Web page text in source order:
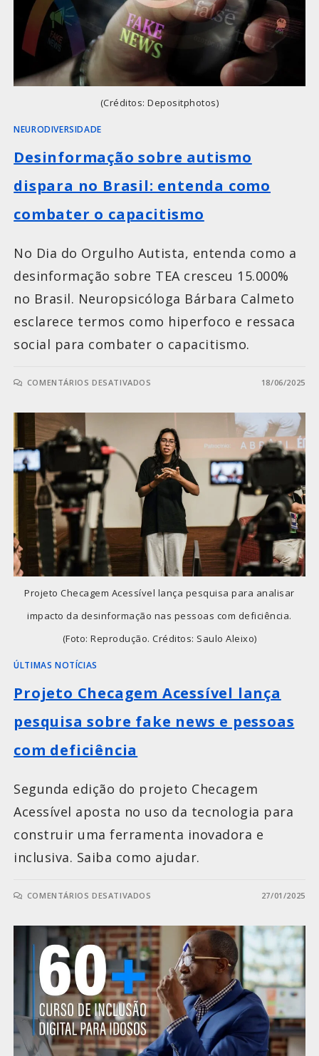
(Créditos: Depositphotos)
NEURODIVERSIDADE
Desinformação sobre autismo
dispara no Brasil: entenda como
combater o capacitismo
No Dia do Orgulho Autista, entenda como a
desinformação sobre TEA cresceu 15.000%
no Brasil. Neuropsicóloga Bárbara Calmeto
esclarece termos como hiperfoco e ressaca
social para combater o capacitismo.
COMENTÁRIOS DESATIVADOS 18/06/2025
Projeto Checagem Acessível lança pesquisa para analisar
impacto da desinformação nas pessoas com deficiência.
(Foto: Reprodução. Créditos: Saulo Aleixo)
ÚLTIMAS NOTÍCIAS
Projeto Checagem Acessível lança
pesquisa sobre fake news e pessoas
com deficiência
Segunda edição do projeto Checagem
Acessível aposta no uso da tecnologia para
construir uma ferramenta inovadora e
inclusiva. Saiba como ajudar.
COMENTÁRIOS DESATIVADOS 27/01/2025